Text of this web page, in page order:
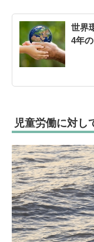
世界
4年
児童労働に対し